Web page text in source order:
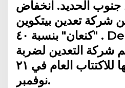
الحديد. انخفاض
شركة تعدين بيتكوين
"كنعان" بنسبة ٤٠ . Dec 16 2019 · ومع
التعدين لضربة
قاسية منذ طرحها للاكتتاب العام في ٢١
نوفمبر.